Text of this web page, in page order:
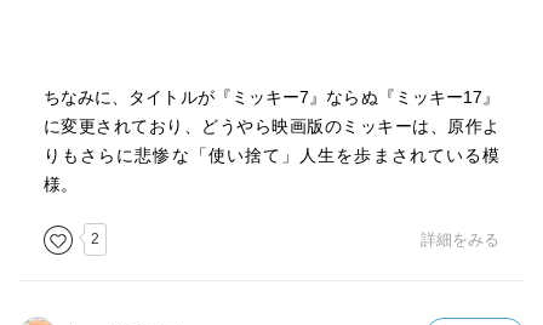
ちなみに、タイトルが『ミッキー7』ならぬ『ミッキー17』
に変更されており、どうやら映画版のミッキーは、原作よ
りもさらに悲惨な「使い捨て」人生を歩まされている模
様。
2 詳細をみる